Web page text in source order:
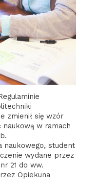
zmienił się wzór
naukową w ramach
naukowego, student
wydane przez
21 do ww.
Opiekuna